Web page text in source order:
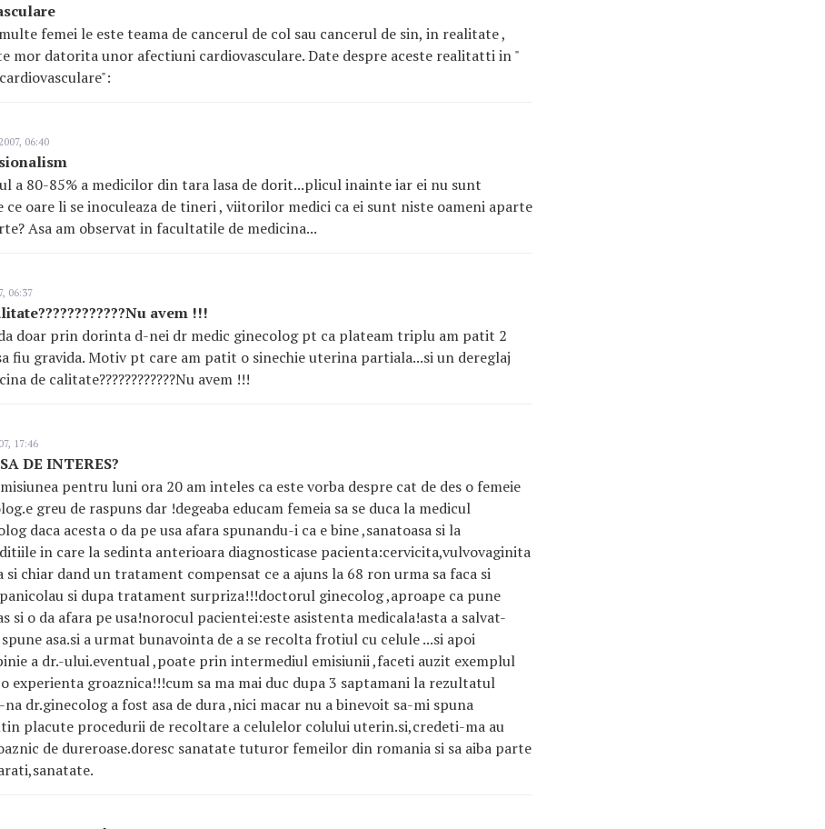
femei le este teama de cancerul de col sau cancerul de sin, in realitate ,
mor datorita unor afectiuni cardiovasculare. Date despre aceste realitatti in "
06:40
a 80-85% a medicilor din tara lasa de dorit...plicul inainte iar ei nu sunt
ce oare li se inoculeaza de tineri , viitorilor medici ca ei sunt niste oameni aparte
Asa am observat in facultatile de medicina...
06:37
avem !!!
doar prin dorinta d-nei dr medic ginecolog pt ca plateam triplu am patit 2
fiu gravida. Motiv pt care am patit o sinechie uterina partiala...si un dereglaj
de calitate????????????Nu avem !!!
17:46
DE INTERES?
pentru luni ora 20 am inteles ca este vorba despre cat de des o femeie
greu de raspuns dar !degeaba educam femeia sa se duca la medicul
daca acesta o da pe usa afara spunandu-i ca e bine ,sanatoasa si la
in care la sedinta anterioara diagnosticase pacienta:cervicita,vulvovaginita
chiar dand un tratament compensat ce a ajuns la 68 ron urma sa faca si
si dupa tratament surpriza!!!doctorul ginecolog ,aproape ca pune
si o da afara pe usa!norocul pacientei:este asistenta medicala!asta a salvat-
asa.si a urmat bunavointa de a se recolta frotiul cu celule ...si apoi
a dr.-ului.eventual ,poate prin intermediul emisiunii ,faceti auzit exemplul
experienta groaznica!!!cum sa ma mai duc dupa 3 saptamani la rezultatul
dr.ginecolog a fost asa de dura ,nici macar nu a binevoit sa-mi spuna
placute procedurii de recoltare a celulelor colului uterin.si,credeti-ma au
de dureroase.doresc sanatate tuturor femeilor din romania si sa aiba parte